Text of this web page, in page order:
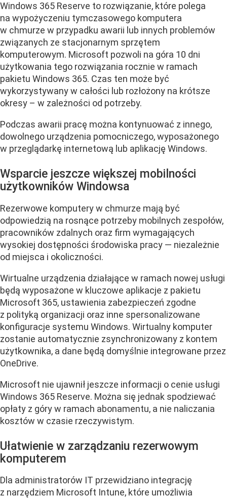
Windows 365 Reserve to rozwiązanie, które polega
na wypożyczeniu tymczasowego komputera
w chmurze w przypadku awarii lub innych problemów
związanych ze stacjonarnym sprzętem
komputerowym. Microsoft pozwoli na góra 10 dni
użytkowania tego rozwiązania rocznie w ramach
pakietu Windows 365. Czas ten może być
wykorzystywany w całości lub rozłożony na krótsze
okresy – w zależności od potrzeby.
Podczas awarii pracę można kontynuować z innego,
dowolnego urządzenia pomocniczego, wyposażonego
w przeglądarkę internetową lub aplikację Windows.
Wsparcie jeszcze większej mobilności
użytkowników Windowsa
Rezerwowe komputery w chmurze mają być
odpowiedzią na rosnące potrzeby mobilnych zespołów,
pracowników zdalnych oraz firm wymagających
wysokiej dostępności środowiska pracy — niezależnie
od miejsca i okoliczności.
Wirtualne urządzenia działające w ramach nowej usługi
będą wyposażone w kluczowe aplikacje z pakietu
Microsoft 365, ustawienia zabezpieczeń zgodne
z polityką organizacji oraz inne spersonalizowane
konfiguracje systemu Windows. Wirtualny komputer
zostanie automatycznie zsynchronizowany z kontem
użytkownika, a dane będą domyślnie integrowane przez
OneDrive.
Microsoft nie ujawnił jeszcze informacji o cenie usługi
Windows 365 Reserve. Można się jednak spodziewać
opłaty z góry w ramach abonamentu, a nie naliczania
kosztów w czasie rzeczywistym.
Ułatwienie w zarządzaniu rezerwowym
komputerem
Dla administratorów IT przewidziano integrację
z narzędziem Microsoft Intune, które umożliwia